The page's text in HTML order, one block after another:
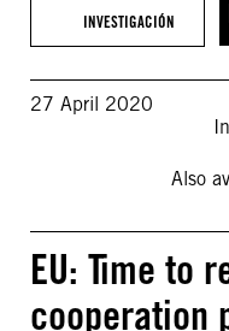
INVESTIGACIÓN
27 April 2020
Also
EU: Time to
cooperation